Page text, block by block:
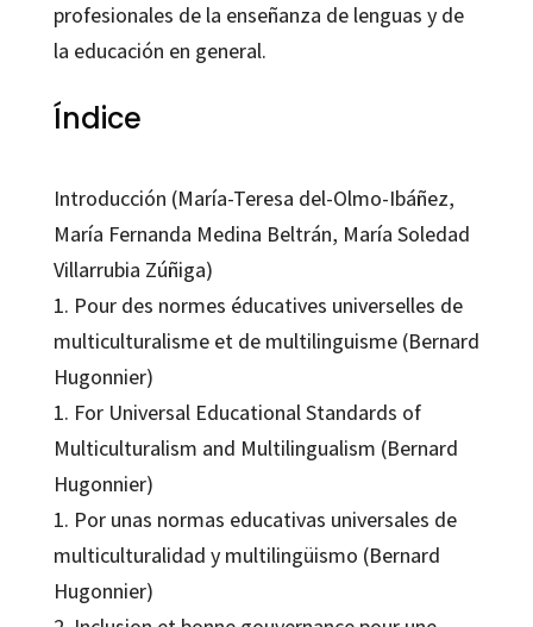
profesionales de la enseñanza de lenguas y de
la educación en general.
Índice
Introducción (María-Teresa del-Olmo-Ibáñez,
María Fernanda Medina Beltrán, María Soledad
Villarrubia Zúñiga)
1. Pour des normes éducatives universelles de
multiculturalisme et de multilinguisme (Bernard
Hugonnier)
1. For Universal Educational Standards of
Multiculturalism and Multilingualism (Bernard
Hugonnier)
1. Por unas normas educativas universales de
multiculturalidad y multilingüismo (Bernard
Hugonnier)